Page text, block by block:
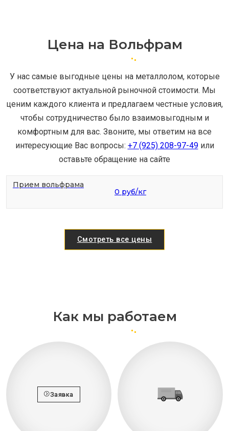
Цена на Вольфрам
У нас самые выгодные цены на металлолом, которые
соответствуют актуальной рыночной стоимости. Мы
ценим каждого клиента и предлагаем честные условия,
чтобы сотрудничество было взаимовыгодным и
комфортным для вас. Звоните, мы ответим на все
интересующие Вас вопросы: +7 (925) 208-97-49или
оставьте обращение на сайте
Прием вольфрама
0 руб/кг
Смотреть все цены
Как мы работаем
Заявка